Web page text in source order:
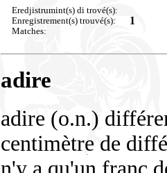
Eredjistrumint(s) di trové(s):
Enregistrement(s) trouvé(s):
Matches:
1
adire
adire (o.n.)
centimètre de